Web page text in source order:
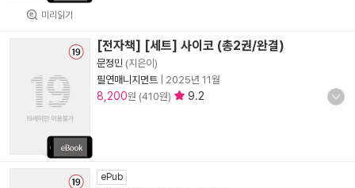
미리읽기
[전자책] [세트] 사이코 (총2권/완결)
문정민 (지은이)
필연매니지먼트
2025년 11월
8,200원 (410원) 9.2
ePub